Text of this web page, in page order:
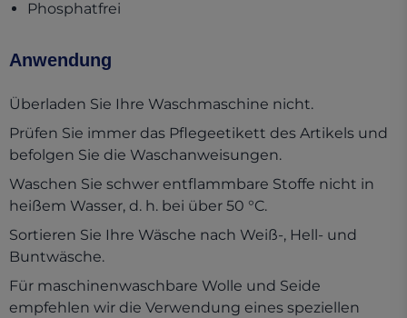
Phosphatfrei
Anwendung
Überladen Sie Ihre Waschmaschine nicht.
Prüfen Sie immer das Pflegeetikett des Artikels und
befolgen Sie die Waschanweisungen.
Waschen Sie schwer entflammbare Stoffe nicht in
heißem Wasser, d. h. bei über 50 °C.
Sortieren Sie Ihre Wäsche nach Weiß-, Hell- und
Buntwäsche.
Für maschinenwaschbare Wolle und Seide
empfehlen wir die Verwendung eines speziellen